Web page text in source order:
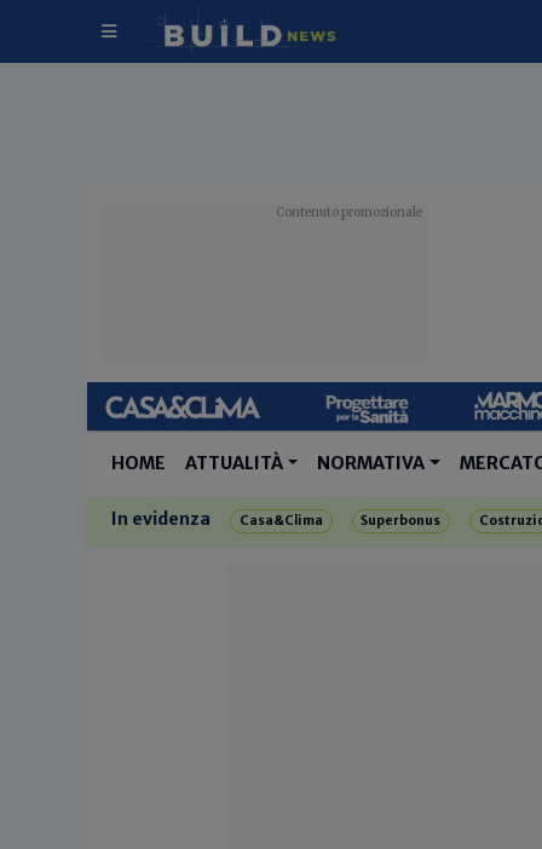
HOME ATTUALITÀ NORMATIVA
In evidenza Casa&Clima Superbonus